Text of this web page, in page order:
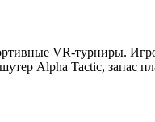
VR-турниры.
Alpha Tactiс, запас